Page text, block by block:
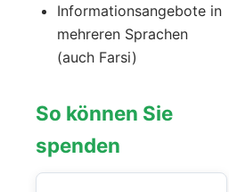
Informationsangebote in
mehreren Sprachen
(auch Farsi)
So können Sie
spenden